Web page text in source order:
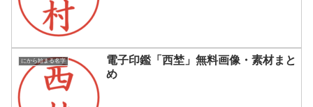
にから始まる名字
電子印鑑「西埜」無料画像・素材まと
め